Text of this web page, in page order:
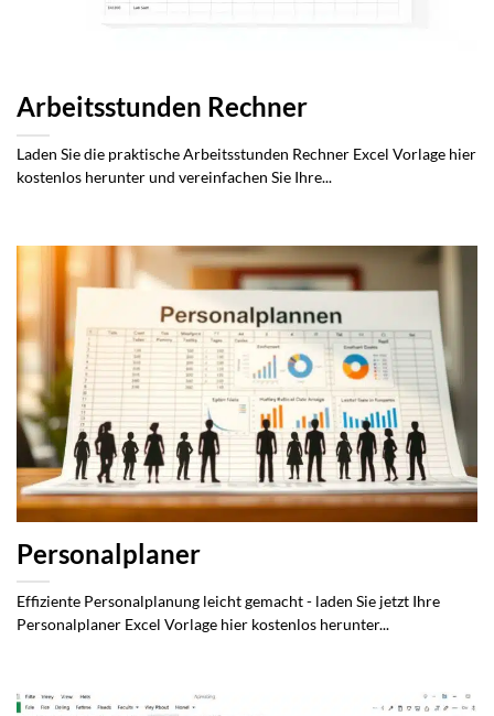
Arbeitsstunden Rechner
Laden Sie die praktische Arbeitsstunden Rechner Excel Vorlage hier
kostenlos herunter und vereinfachen Sie Ihre...
Personalplaner
Effiziente Personalplanung leicht gemacht - laden Sie jetzt Ihre
Personalplaner Excel Vorlage hier kostenlos herunter...